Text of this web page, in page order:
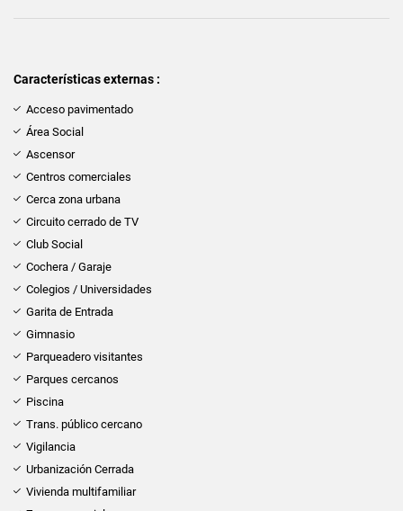
Características externas :
Acceso pavimentado
Área Social
Ascensor
Centros comerciales
Cerca zona urbana
Circuito cerrado de TV
Club Social
Cochera / Garaje
Colegios / Universidades
Garita de Entrada
Gimnasio
Parqueadero visitantes
Parques cercanos
Piscina
Trans. público cercano
Vigilancia
Urbanización Cerrada
Vivienda multifamiliar